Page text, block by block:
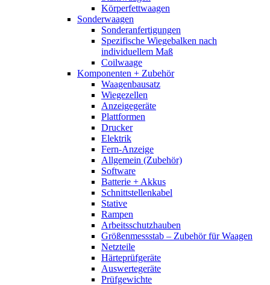
Körperfettwaagen
Sonderwaagen
Sonderanfertigungen
Spezifische Wiegebalken nach
individuellem Maß
Coilwaage
Komponenten + Zubehör
Waagenbausatz
Wiegezellen
Anzeigegeräte
Plattformen
Drucker
Elektrik
Fern-Anzeige
Allgemein (Zubehör)
Software
Batterie + Akkus
Schnittstellenkabel
Stative
Rampen
Arbeitsschutzhauben
Größenmessstab – Zubehör für Waagen
Netzteile
Härteprüfgeräte
Auswertegeräte
Prüfgewichte